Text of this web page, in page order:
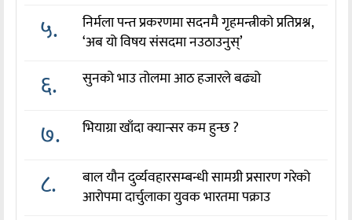
५.
निर्मला पन्त प्रकरणमा सदनमै गृहमन्त्रीको प्रतिप्रश्न,
‘अब यो विषय संसदमा नउठाउनुस्’
६. सुनको भाउ तोलमा आठ हजारले बढ्यो
७. भियाग्रा खाँदा क्यान्सर कम हुन्छ ?
८.
बाल यौन दुर्व्यवहारसम्बन्धी सामग्री प्रसारण गरेको
आरोपमा दार्चुलाका युवक भारतमा पक्राउ